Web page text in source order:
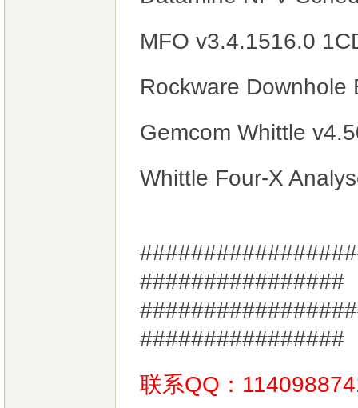
MFO v3.4.1516.0
Rockware Downhole
Gemcom Whittle
Whittle Four-X
################
################
联系QQ：